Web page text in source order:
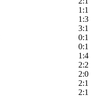
1:1
1:3
3:1
0:1
0:1
1:4
2:2
2:0
2:1
2:1